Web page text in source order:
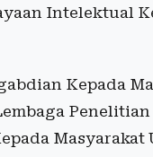
Intelektual
Kepada
Penelitian
Masyarakat